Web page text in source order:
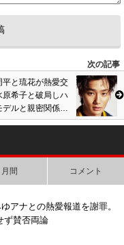
次の記事
平と琉花が熱愛交
原希子と破局しハ
デルと親密関係。
写真を女性セブン
月間 コメント
アナとの熱愛報道を謝罪。
ず賛否両論